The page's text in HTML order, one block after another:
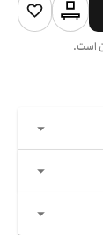
است.